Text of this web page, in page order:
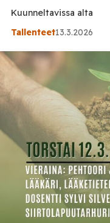
Kuunneltavissa alta
Tallenteet13.3.2026